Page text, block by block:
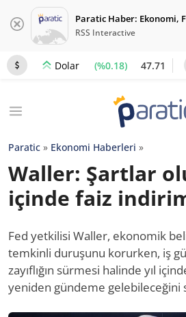
Paratic Haber: Ekonomi,
RSS Interactive
Dolar (%0.18) 47.71
Paratic » Ekonomi Haberleri »
Waller: Şartlar
içinde faiz
Fed yetkilisi Waller, ekonomik
temkinli duruşunu korurken, iş
zayıflığın sürmesi halinde yıl
yeniden gündeme gelebileceğini